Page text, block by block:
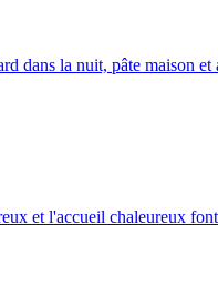
dans la nuit, pâte maison
et l'accueil chaleureux